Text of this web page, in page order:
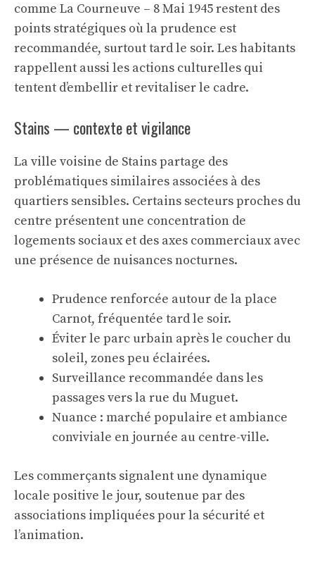
comme La Courneuve – 8 Mai 1945 restent des
points stratégiques où la prudence est
recommandée, surtout tard le soir. Les habitants
rappellent aussi les actions culturelles qui
tentent d’embellir et revitaliser le cadre.
Stains — contexte et vigilance
La ville voisine de Stains partage des
problématiques similaires associées à des
quartiers sensibles. Certains secteurs proches du
centre présentent une concentration de
logements sociaux et des axes commerciaux avec
une présence de nuisances nocturnes.
Prudence renforcée autour de la place
Carnot, fréquentée tard le soir.
Éviter le parc urbain après le coucher du
soleil, zones peu éclairées.
Surveillance recommandée dans les
passages vers la rue du Muguet.
Nuance : marché populaire et ambiance
conviviale en journée au centre-ville.
Les commerçants signalent une dynamique
locale positive le jour, soutenue par des
associations impliquées pour la sécurité et
l’animation.